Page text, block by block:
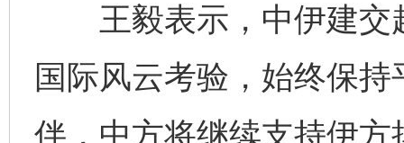
王毅表示，中伊建交
国际风云考验，始终保
伴，中方将继续支持伊